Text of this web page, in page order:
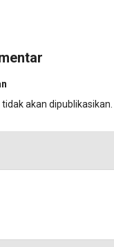
akan dipublikasikan.